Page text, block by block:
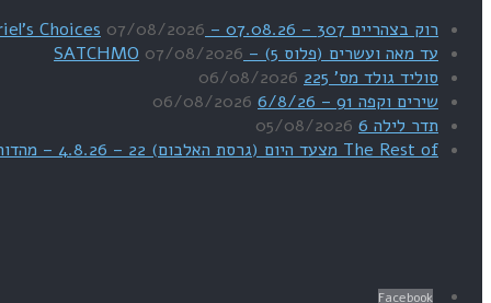
רוק בצהריים 307 – 07.08.26 – Uriel's Choices
07/08/2026
עד מאה ועשרים (פלוס 5) – SATCHMO
07/08/2026
סוליד גולד מס' 225
06/08/2026
שירים וקפה 91 – 6/8/26
06/08/2026
תדר לילה 6
05/08/2026
The Rest of מצעד היום (גרסת האלבום) 22 – 4.8.26 – מהדורת SWEET DREAMS
Facebook